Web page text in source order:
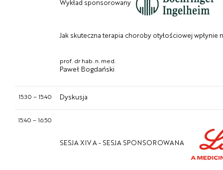
Wykład sponsorowany
Jak skuteczna terapia choroby otyłościowej wpłynie
prof. dr hab. n. med.
Paweł Bogdański
15:30 – 15:40 Dyskusja
15:40 – 16:50
SESJA XIV A - SESJA SPONSOROWANA